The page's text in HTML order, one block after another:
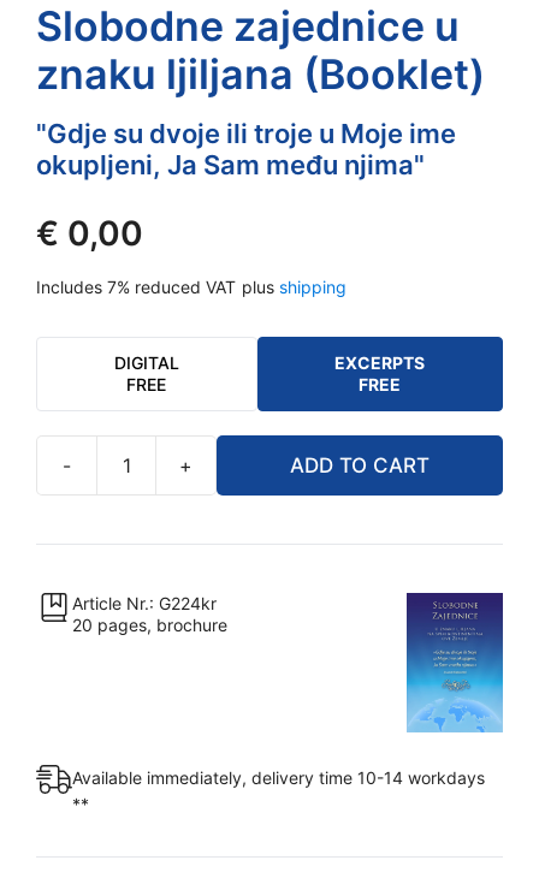
Slobodne zajednice u
znaku ljiljana (Booklet)
"Gdje su dvoje ili troje u Moje ime
okupljeni, Ja Sam među njima"
€ 0,00
Includes 7% reduced VAT plus shipping
DIGITAL
FREE
EXCERPTS
FREE
-
Slobodne
u
ljiljana
(Booklet)
+ ADD TO CART
Article Nr.: G224kr
20 pages, brochure
Available immediately, delivery time 10-14 workdays
**